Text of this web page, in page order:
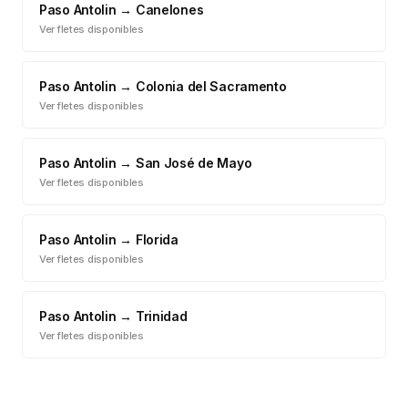
Paso Antolin → Canelones
Ver fletes disponibles
Paso Antolin → Colonia del Sacramento
Ver fletes disponibles
Paso Antolin → San José de Mayo
Ver fletes disponibles
Paso Antolin → Florida
Ver fletes disponibles
Paso Antolin → Trinidad
Ver fletes disponibles